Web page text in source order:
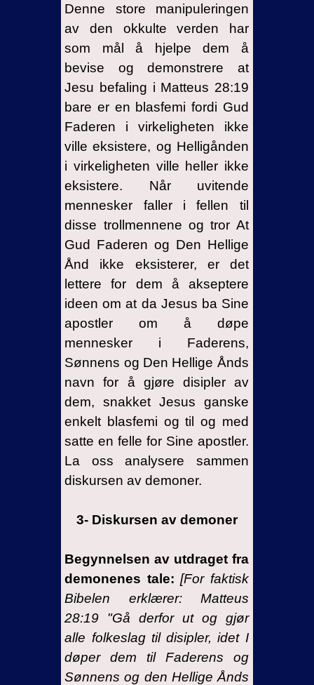
Denne store manipuleringen
av den okkulte verden har
som mål å hjelpe dem å
bevise og demonstrere at
Jesu befaling i Matteus 28:19
bare er en blasfemi fordi Gud
Faderen i virkeligheten ikke
ville eksistere, og Helligånden
i virkeligheten ville heller ikke
eksistere. Når uvitende
mennesker faller i fellen til
disse trollmennene og tror At
Gud Faderen og Den Hellige
Ånd ikke eksisterer, er det
lettere for dem å akseptere
ideen om at da Jesus ba Sine
apostler om å døpe
mennesker i Faderens,
Sønnens og Den Hellige Ånds
navn for å gjøre disipler av
dem, snakket Jesus ganske
enkelt blasfemi og til og med
satte en felle for Sine apostler.
La oss analysere sammen
diskursen av demoner.
3- Diskursen av demoner
Begynnelsen av utdraget fra
demonenes tale: [For faktisk
Bibelen erklærer:
Matteus
28:19 "Gå derfor ut og gjør
alle folkeslag til disipler, idet I
døper dem til Faderens og
Sønnens og den Hellige Ånds